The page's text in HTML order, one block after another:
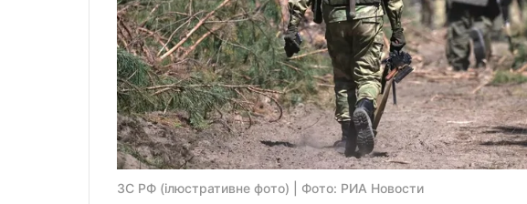
ЗС РФ (ілюстративне фото) | Фото: РИА Новости